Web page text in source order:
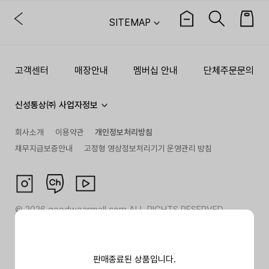
판매종료된 상품입니다.
SITEMAP
고객센터 매장안내 멤버십 안내 단체주문문의
신성통상㈜ 사업자정보
회사소개 이용약관
개인정보처리방침
채무지급보증안내
고정형 영상정보처리기기 운영관리 방침
©2026goodwearmall.com ALL RIGHTS RESERVED